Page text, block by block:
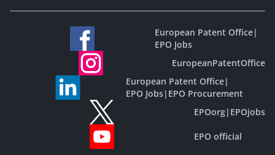
European Patent Office|
EPO Jobs
EuropeanPatentOffice
European Patent Office|
EPO Jobs| EPO Procurement
EPOorg| EPOjobs
EPO official